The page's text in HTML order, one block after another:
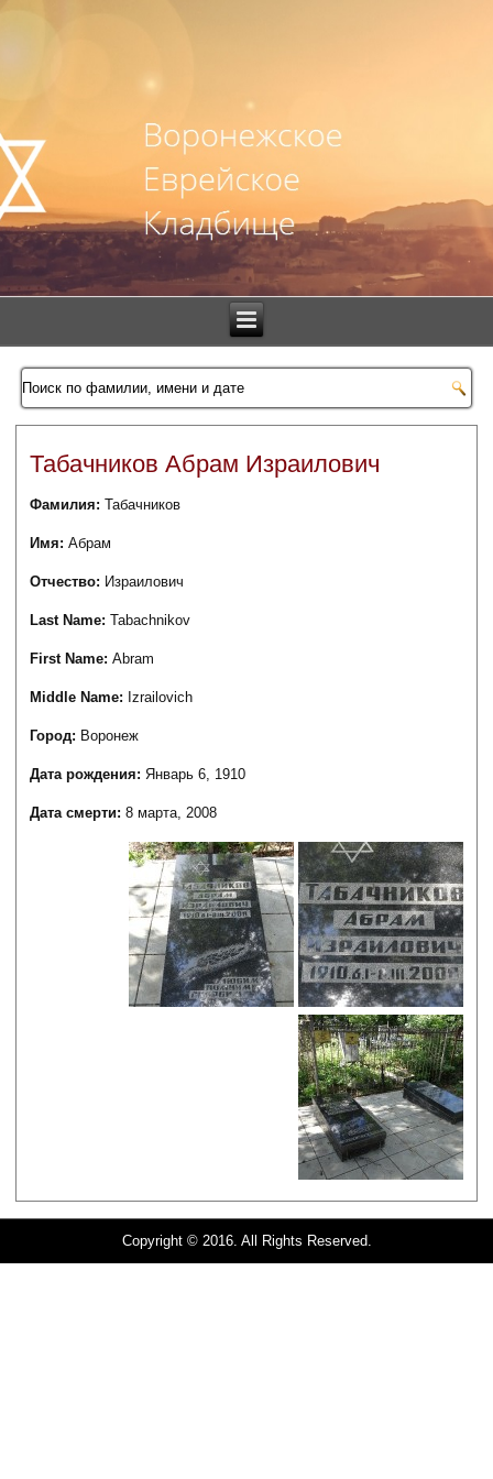
Табачников Абрам Израилович
Фамилия:Табачников
Имя:Абрам
Отчество: Израилович
Last Name:Tabachnikov
First Name:Abram
Middle Name: Izrailovich
Город: Воронеж
Дата рождения:Январь 6, 1910
Дата смерти:8 марта, 2008
Copyright © 2016. All Rights Reserved.